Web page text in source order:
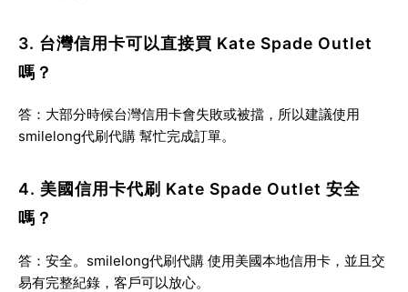
3. 台灣信用卡可以直接買 Kate Spade Outlet
嗎？
答：大部分時候台灣信用卡會失敗或被擋，所以建議使用
smilelong代刷代購 幫忙完成訂單。
4. 美國信用卡代刷 Kate Spade Outlet 安全
嗎？
答：安全。 smilelong代刷代購 使用美國本地信用卡，並且交
易有完整紀錄，客戶可以放心。